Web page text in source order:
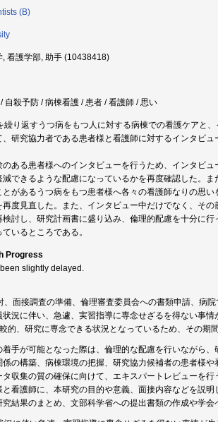
(B)
, 看護学部, 助手 (10438418)
自殺予防 / 病棟看護 / 患者 / 看護師 / 思い
り返すうつ病をもつ人に対する病棟での看護ケアと
研究協力者である患者様と看護師に対するインタビ
ある患者様へのインタビューを行うため、インタビ
できるような配慮になっているかを再度確認した。
があるうつ病をもつ患者様へ各々の看護師なりの思
度見直した。また、インタビュー中だけでなく、そ
討し、研究計画書に盛り込み、倫理的配慮を十分に
いるところである。
Progress
slightly delayed.
面接調査の準備、倫理審査委員会への書類申請、病
況に伴い、急遽、実習指導に専念せざるを得ない事
的、研究に専念できる状況となっているため、その期
手が可能となった際は、倫理的な配慮を行いながら
の構築、病棟環境の把握、研究協力候補者の患者様
収集の質の確保に向けて、エキスパートレビューを
看護師に、本研究の目的や意義、面接内容などを説
結果のまとめ、文部科学省への提出書類の作成や学会